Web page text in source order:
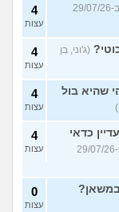
(אנונימי, בן 20, כתב ב-29/07/26
4
עצות
(ג'וני, בן
4
עצות
שהיא בול
4
עצות
כדאי
(אסראא, בת 18, כתבה ב-29/07/26
4
עצות
0
עצות